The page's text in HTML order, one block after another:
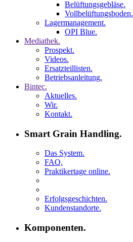
Belüftungsgebläse.
Vollbelüftungsboden.
Lagermanagement.
OPI Blue.
Mediathek.
Prospekt.
Videos.
Ersatzteillisten.
Betriebsanleitung.
Bintec.
Aktuelles.
Wir.
Kontakt.
Smart Grain Handling.
Das System.
FAQ.
Praktikertage online.
Erfolgsgeschichten.
Kundenstandorte.
Komponenten.